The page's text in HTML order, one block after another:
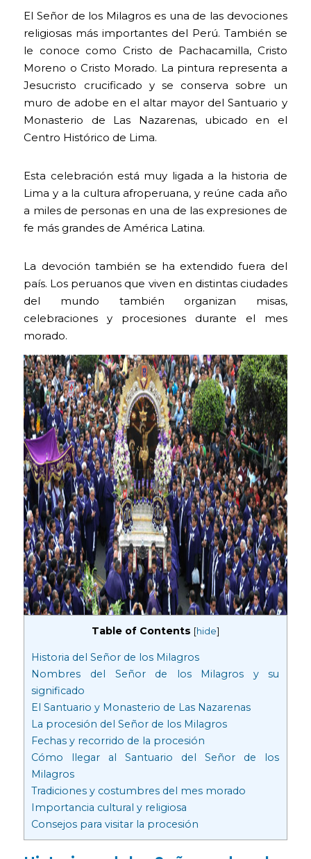
El Señor de los Milagros es una de las devociones
religiosas más importantes del Perú. También se
le conoce como Cristo de Pachacamilla, Cristo
Moreno o Cristo Morado. La pintura representa a
Jesucristo crucificado y se conserva sobre un
muro de adobe en el altar mayor del Santuario y
Monasterio de Las Nazarenas, ubicado en el
Centro Histórico de Lima.
Esta celebración está muy ligada a la historia de
Lima y a la cultura afroperuana, y reúne cada año
a miles de personas en una de las expresiones de
fe más grandes de América Latina.
La devoción también se ha extendido fuera del
país. Los peruanos que viven en distintas ciudades
del mundo también organizan misas,
celebraciones y procesiones durante el mes
morado.
Table of Contents [hide]
Historia del Señor de los Milagros
Nombres del Señor de los Milagros y su
significado
El Santuario y Monasterio de Las Nazarenas
La procesión del Señor de los Milagros
Fechas y recorrido de la procesión
Cómo llegar al Santuario del Señor de los
Milagros
Tradiciones y costumbres del mes morado
Importancia cultural y religiosa
Consejos para visitar la procesión